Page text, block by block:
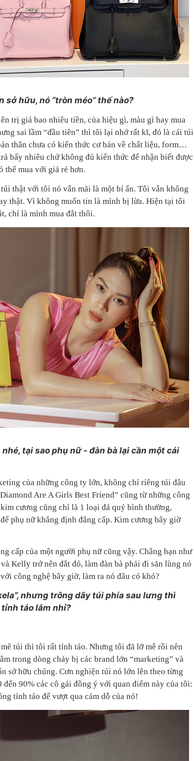
hữu, nó “tròn méo” thế nào?
trị giá bao nhiêu tiền, của hiệu gì, màu gì hay mua
sai lầm “đầu tiên” thì tôi lại nhớ rất kĩ, đó là cái túi
thân chưa có kiến thức cơ bản về chất liệu, form…
bấy nhiêu chứ không đủ kiến thức để nhận biết được
thể mua với giá rẻ hơn.
thật với tôi nó vẫn mãi là một bí ẩn. Tôi vẫn không
thật. Vì không muốn tin là mình bị lừa. Hiện tại tôi
chỉ là mình mua đắt thôi.
tại sao phụ nữ - đàn bà lại cần một cái
của những công ty lớn, không chỉ riêng túi đâu
Are A Girls Best Friend” cũng từ những công
cương cũng chỉ là 1 loại đá quý bình thường,
phụ nữ khẳng định đẳng cấp. Kim cương bây giờ
cấp của một người phụ nữ cũng vậy. Chẳng hạn như
Kelly trở nên đắt đỏ, làm đàn bà phải đi săn lùng nó
công nghệ bây giờ, làm ra nó đâu có khó?
nhưng trông dãy túi phía sau lưng thì
táo lắm nhỉ?
túi thì tôi rất tỉnh táo. Nhưng tôi đã lỡ mê rồi nên
trong dòng chảy bị các brand lớn “marketing” và
sở hữu chúng. Cơn nghiện túi nó lớn lên theo từng
90% các cô gái đồng ý với quan điểm này của tôi:
tỉnh táo để vượt qua cám dỗ của nó!